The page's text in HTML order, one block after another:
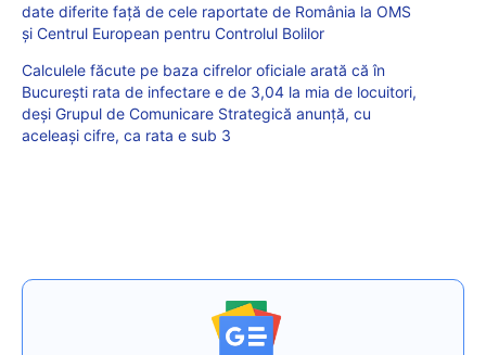
date diferite față de cele raportate de România la OMS
și Centrul European pentru Controlul Bolilor
Calculele făcute pe baza cifrelor oficiale arată că în
București rata de infectare e de 3,04 la mia de locuitori,
deși Grupul de Comunicare Strategică anunță, cu
aceleași cifre, ca rata e sub 3